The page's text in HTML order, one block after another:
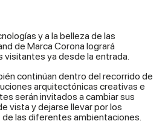
y a la belleza de las
de Marca Corona logrará
visitantes ya desde la entrada.
continúan dentro del recorrido de
arquitectónicas creativas e
serán invitados a cambiar sus
vista y dejarse llevar por los
las diferentes ambientaciones.